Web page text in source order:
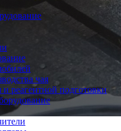
чая
реагентной подготовки